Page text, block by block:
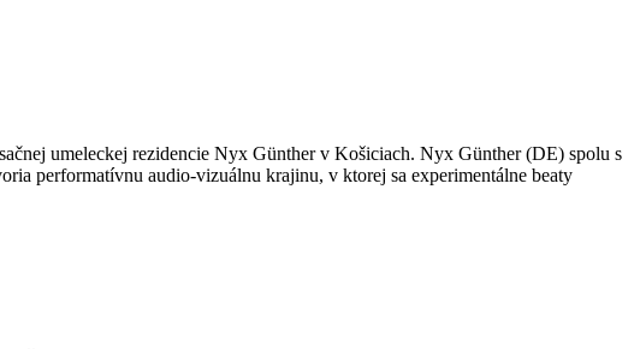
umeleckej rezidencie Nyx Günther v Košiciach. Nyx Günther (DE) spolu s
performatívnu audio-vizuálnu krajinu, v ktorej sa experimentálne beaty